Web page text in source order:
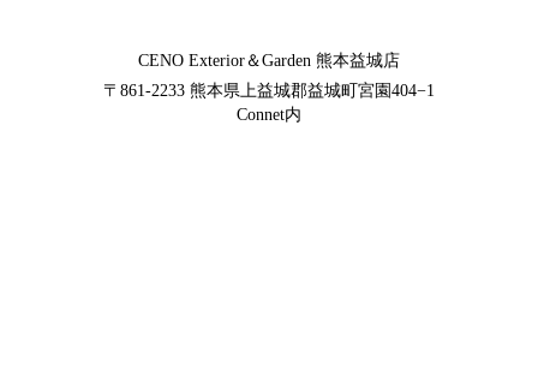
CENO Exterior＆Garden 熊本益城店
〒861-2233 熊本県上益城郡益城町宮園404−1
Connet内